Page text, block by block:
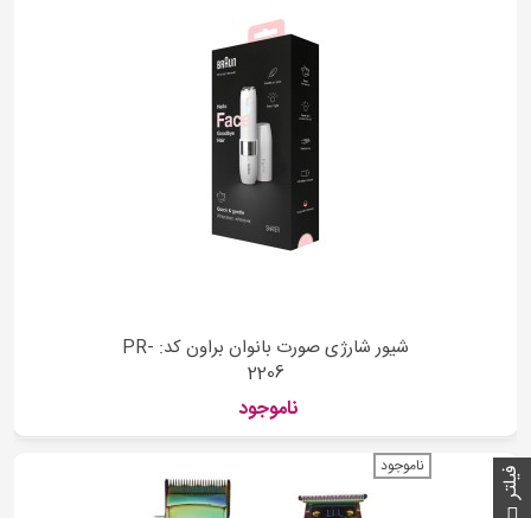
شیور شارژی صورت بانوان براون کد: PR-
2206
ناموجود
ناموجود فیلتر